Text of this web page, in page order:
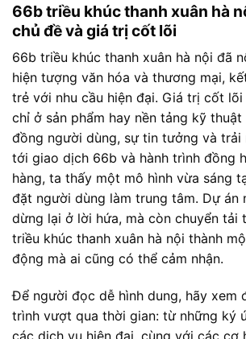
66b triều khúc thanh xuân hà
chủ đề và giá trị cốt lõi
66b triều khúc thanh xuân hà nội đã
hiện tượng văn hóa và thương mại,
trẻ với nhu cầu hiện đại. Giá trị cốt
chỉ ở sản phẩm hay nền tảng kỹ
đồng người dùng, sự tin tưởng và trải
tới giao dịch 66b và hành trình đồng
hàng, ta thấy một mô hình vừa sáng
đặt người dùng làm trung tâm. Dự án
dừng lại ở lời hứa, mà còn chuyển tải
triều khúc thanh xuân hà nội thành
động mà ai cũng có thể cảm nhận.
Để người đọc dễ hình dung, hãy xem
trình vượt qua thời gian: từ những ký
các dịch vụ hiện đại, cùng với các cơ